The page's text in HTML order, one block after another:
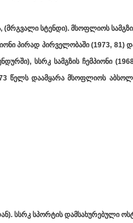
(მრგვალი სტენდი). მსოფლიოს
პირად პირველობაში (1973, 81)
სსრკ სამგზის ჩემპიონი
წელს დაამყარა მსოფლიოს
სსრკ სპორტის